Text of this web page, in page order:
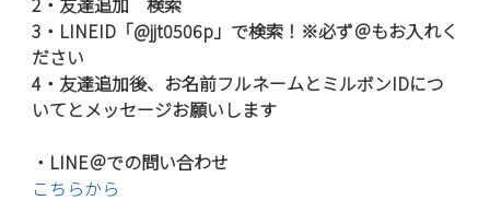
3・LINEID「@jjt0506p」で検索！※必ず＠もお入れく
ださい
4・友達追加後、お名前フルネームとミルボンIDにつ
いてとメッセージお願いします
・LINE＠での問い合わせ
こちらから